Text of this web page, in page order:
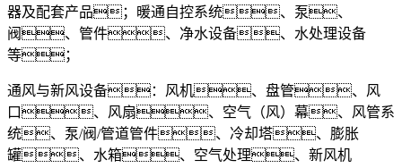
器及配套产品；暖通自控系统、泵、
阀、管件、净水设备、水处理设备
等；
通风与新风设备：风机、盘管、风
口、风扇、空气（风）幕、风管系
统、泵/阀/管道管件、冷却塔、膨胀
罐、水箱、空气处理、新风机